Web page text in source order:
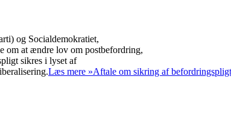
og Socialdemokratiet,
om at ændre lov om postbefordring,
sikres i lyset af
Læs mere »Aftale om sikring af